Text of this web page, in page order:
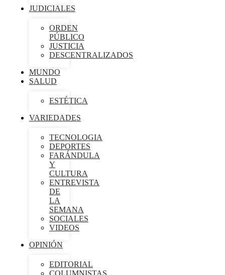
JUDICIALES
ORDEN
PÚBLICO
JUSTICIA
DESCENTRALIZADOS
MUNDO
SALUD
ESTÉTICA
VARIEDADES
TECNOLOGIA
DEPORTES
FARÁNDULA
Y
CULTURA
ENTREVISTA
DE
LA
SEMANA
SOCIALES
VIDEOS
OPINIÓN
EDITORIAL
COLUMNISTAS